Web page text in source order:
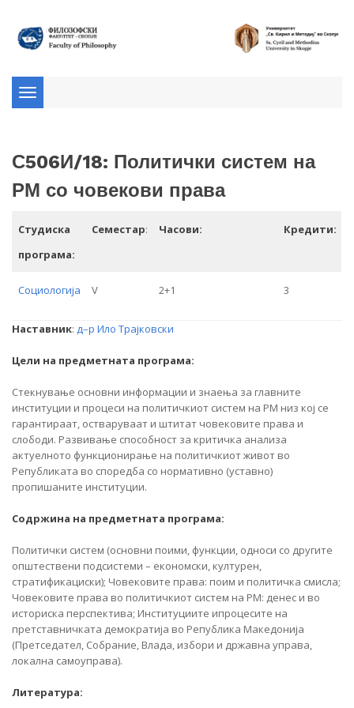
Toggle
navigation
С506И/18: Политички систем на
РМ со човекови права
Студиска
програма:
Семестар: Часови: Кредити:
Социологија V 2+1 3
Наставник: д–р Ило Трајковски
Цели на предметната програма:
Стекнување основни информации и знаења за главните
институции и процеси на политичкиот систем на РМ низ кој се
гарантираат, остваруваат и штитат човековите права и
слободи. Развивање способност за критичка анализа
актуелното функционирање на политичкиот живот во
Републиката во споредба со нормативно (уставно)
пропишаните институции.
Содржина на предметната програма:
Политички систем (основни поими, функции, односи со другите
општествени подсистеми – економски, културен,
стратификациски); Човековите права: поим и политичка смисла;
Човековите права во политичкиот систем на РМ: денес и во
историска перспектива; Институциите ипроцесите на
претставничката демократија во Република Македонија
(Претседател, Собрание, Влада, избори и државна управа,
локална самоуправа).
Литература: